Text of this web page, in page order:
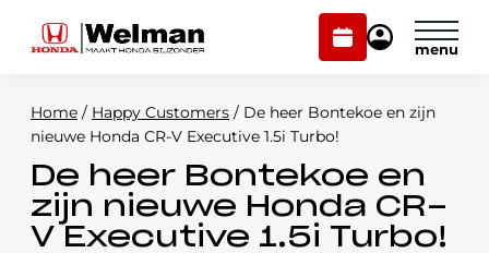
Plan
onderhoud
Mijn
Modellen
Voorraad
Onderhoud en service
Plan onderhoud
Mijn Honda Welman
Home / Happy Customers / De heer Bontekoe en zijn
nieuwe Honda CR-V Executive 1.5i Turbo!
De heer Bontekoe en
zijn nieuwe Honda CR-
V Executive 1.5i Turbo!